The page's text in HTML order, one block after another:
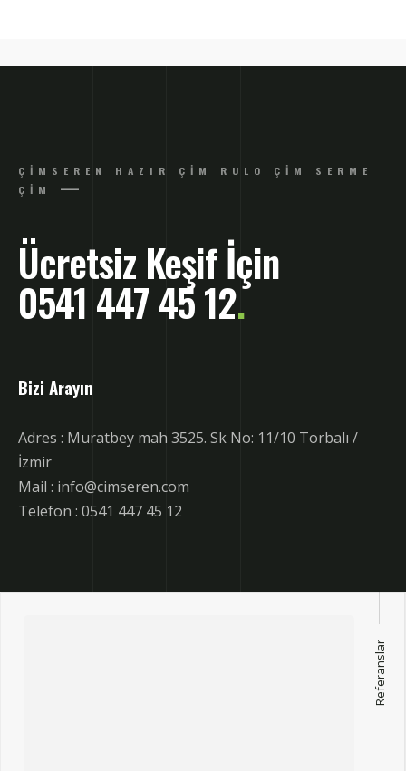
ÇIMSEREN HAZIR ÇIM RULO ÇIM SERME
ÇIM
Ücretsiz Keşif İçin
0541 447 45 12.
Bizi Arayın
Adres : Muratbey mah 3525. Sk No: 11/10 Torbalı /
İzmir
Mail : info@cimseren.com
Telefon : 0541 447 45 12
Referanslar